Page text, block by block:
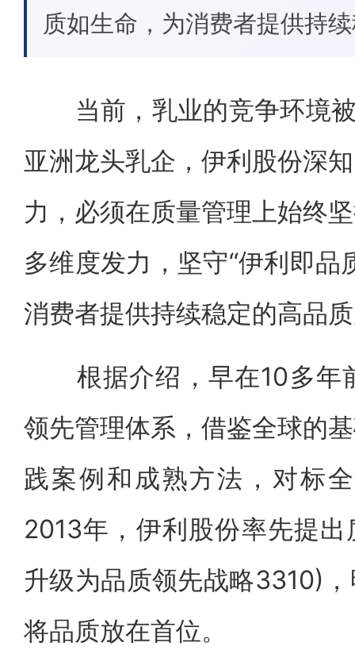
质如生命，为消费者提供持
当前，乳业的竞争环境被
亚洲龙头乳企，伊利股份深
力，必须在质量管理上始终
多维度发力，坚守“伊利即品
消费者提供持续稳定的高品
根据介绍，早在10多年
领先管理体系，借鉴全球的
践案例和成熟方法，对标
2013年，伊利股份率先提
升级为品质领先战略3310)
将品质放在首位。